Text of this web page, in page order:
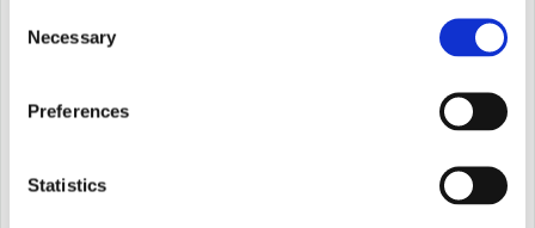
Selection
Necessary
Preferences
Statistics
24